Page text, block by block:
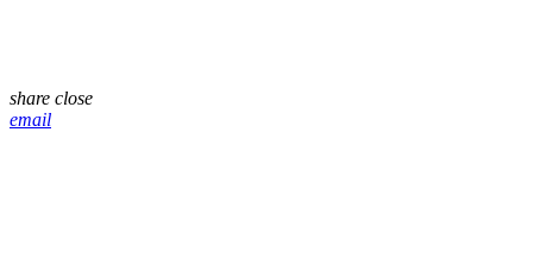
share close
email